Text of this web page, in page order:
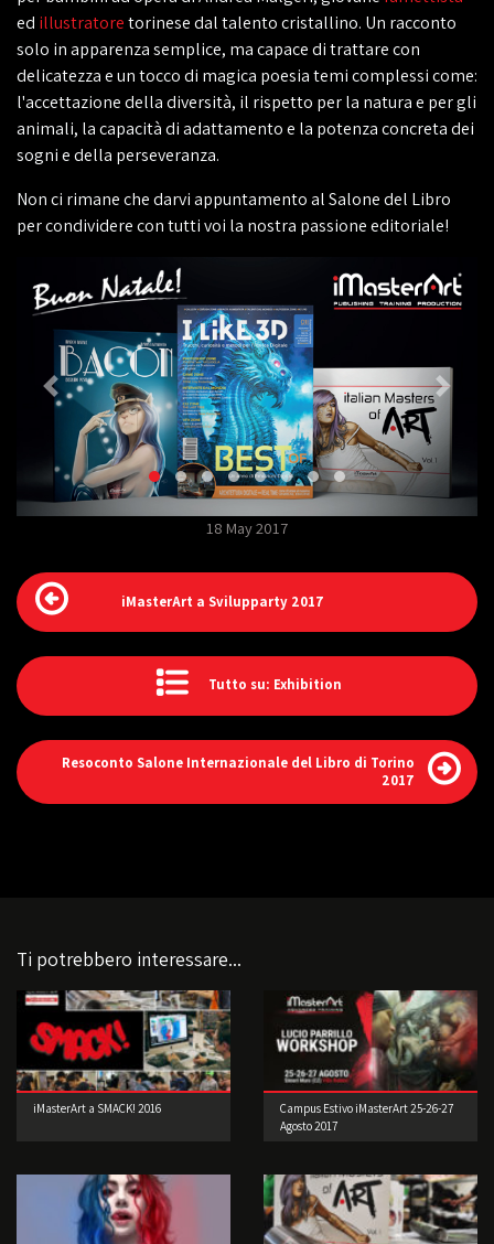
ed illustratoretorinese dal talento cristallino. Un racconto
solo in apparenza semplice, ma capace di trattare con
delicatezza e un tocco di magica poesia temi complessi come:
l'accettazione della diversità, il rispetto per la natura e per gli
animali, la capacità di adattamento e la potenza concreta dei
sogni e della perseveranza.
Non ci rimane che darvi appuntamento al Salone del Libro
per condividere con tutti voi la nostra passione editoriale!
18 May 2017
iMasterArt a Svilupparty 2017
Tutto su: Exhibition
Resoconto Salone Internazionale del Libro di Torino
2017
Ti potrebbero interessare...
iMasterArt a SMACK! 2016
Campus Estivo iMasterArt 25-26-27
Agosto 2017